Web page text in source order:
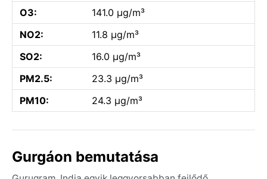
O3:
141.0 µg/m³
NO2:
11.8 µg/m³
SO2:
16.0 µg/m³
PM2.5:
23.3 µg/m³
PM10:
24.3 µg/m³
Gurgáon bemutatása